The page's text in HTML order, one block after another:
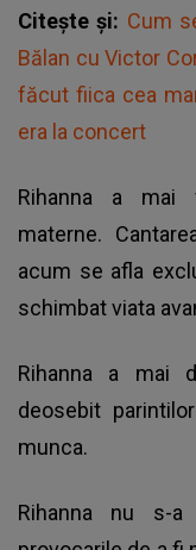
Citește și: Cum
Bălan cu Victor
făcut fiica cea
era la concert
Rihanna a mai
materne.
acum se afla
schimbat viata
Rihanna a mai
deosebit
munca.
Rihanna nu s-